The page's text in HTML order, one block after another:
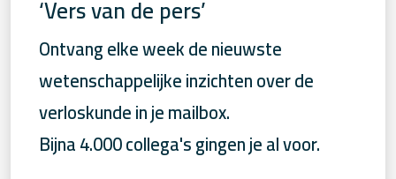
‘Vers van de pers’
Ontvang elke week de nieuwste
wetenschappelijke inzichten over de
verloskunde in je mailbox.
Bijna 4.000 collega's gingen je al voor.